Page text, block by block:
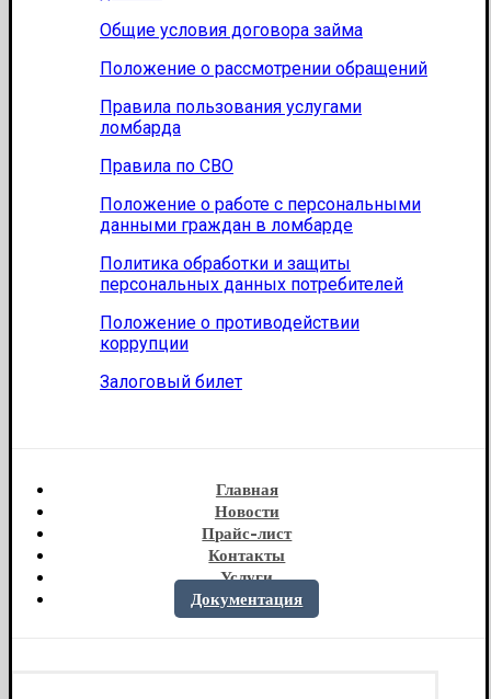
Общие условия договора займа
Положение о рассмотрении обращений
Правила пользования услугами
ломбарда
Правила по СВО
Положение о работе с персональными
данными граждан в ломбарде
Политика обработки и защиты
персональных данных потребителей
Положение о противодействии
коррупции
Залоговый билет
Главная
Новости
Прайс-лист
Контакты
Услуги
Документация